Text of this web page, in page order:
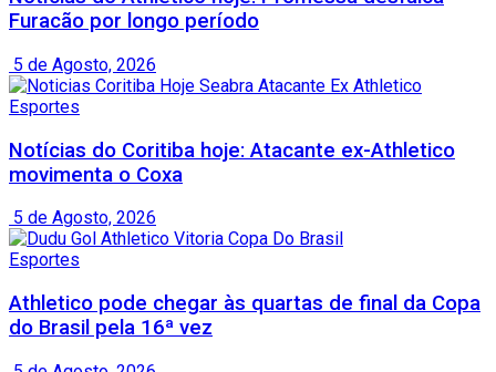
Furacão por longo período
5 de Agosto, 2026
Esportes
Notícias do Coritiba hoje: Atacante ex-Athletico
movimenta o Coxa
5 de Agosto, 2026
Esportes
Athletico pode chegar às quartas de final da Copa
do Brasil pela 16ª vez